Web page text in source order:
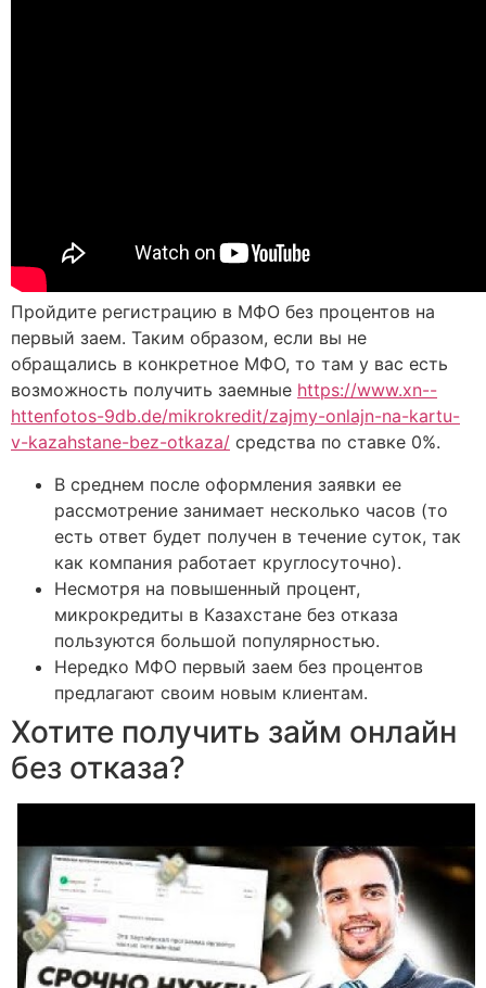
Пройдите регистрацию в МФО без процентов на
первый заем. Таким образом, если вы не
обращались в конкретное МФО, то там у вас есть
возможность получить заемные https://www.xn--
httenfotos-9db.de/mikrokredit/zajmy-onlajn-na-kartu-
v-kazahstane-bez-otkaza/ средства по ставке 0%.
В среднем после оформления заявки ее
рассмотрение занимает несколько часов (то
есть ответ будет получен в течение суток, так
как компания работает круглосуточно).
Несмотря на повышенный процент,
микрокредиты в Казахстане без отказа
пользуются большой популярностью.
Нередко МФО первый заем без процентов
предлагают своим новым клиентам.
Хотите получить займ онлайн
без отказа?